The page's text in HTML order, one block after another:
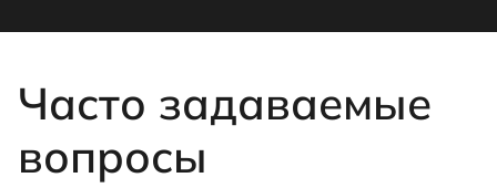
Часто задаваемые
вопросы